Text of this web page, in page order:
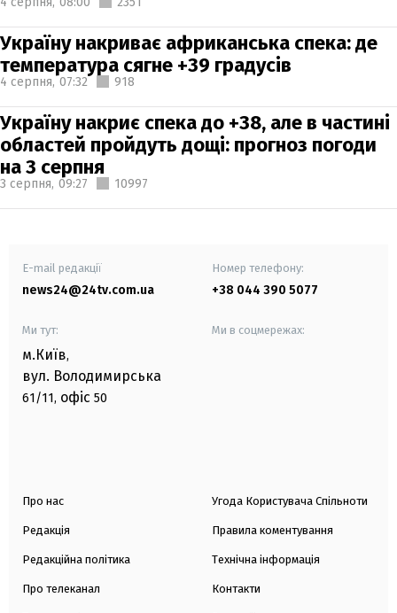
Україну накриває африканська спека: де
температура сягне +39 градусів
4 серпня, 07:32 918
Україну накриє спека до +38, але в частині
областей пройдуть дощі: прогноз погоди
на 3 серпня
3 серпня, 09:27 10997
E-mail редакції
news24@24tv.com.ua
Номер телефону:
+38 044 390 5077
Ми тут:
м.Київ,
вул. Володимирська
61/11, офіс 50
Ми в соцмережах:
Про нас
Редакція
Редакційна політика
Про телеканал
Угода Користувача Спільноти
Правила коментування
Технічна інформація
Контакти